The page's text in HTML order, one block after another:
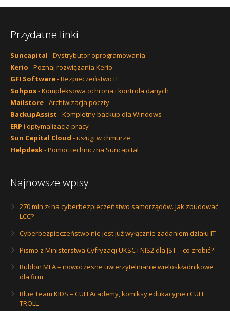
Przydatne linki
Suncapital - Dystrybutor oprogramowania
Kerio - Poznaj rozwiązania Kerio
GFI Software- Bezpieczeństwo IT
Sohpos- Kompleksowa ochrona i kontrola danych
Mailstore- Archiwizacja poczty
BackupAssist - Kompletny backup dla Windows
ERP i optymalizacja pracy
Sun Capital Cloud - usługi w chmurze
Helpdesk- Pomoc techniczna Suncapital
Najnowsze wpisy
270 mln zł na cyberbezpieczeństwo samorządów. Jak zbudować
LCC?
Cyberbezpieczeństwo nie jest już wyłącznie zadaniem działu IT
Pismo z Ministerstwa Cyfryzacji UKSC i NIS2 dla JST – co zrobić?
Rublon MFA – nowoczesne uwierzytelnianie wieloskładnikowe
dla firm
Blue Team KIDS – CUH Academy, komiksy edukacyjne i CUH
TROLL